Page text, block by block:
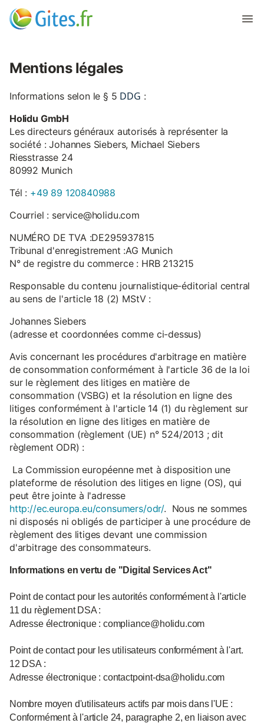
Mentions légales
Informations selon le § 5 DDG :
Holidu GmbH
Les directeurs généraux autorisés à représenter la
société : Johannes Siebers, Michael Siebers
Riesstrasse 24
80992 Munich
Tél : +49 89 120840988
Courriel : service@holidu.com
NUMÉRO DE TVA :DE295937815
Tribunal d'enregistrement :AG Munich
N° de registre du commerce : HRB 213215
Responsable du contenu journalistique-éditorial central
au sens de l'article 18 (2) MStV :
Johannes Siebers
(adresse et coordonnées comme ci-dessus)
Avis concernant les procédures d'arbitrage en matière
de consommation conformément à l'article 36 de la loi
sur le règlement des litiges en matière de
consommation (VSBG) et la résolution en ligne des
litiges conformément à l'article 14 (1) du règlement sur
la résolution en ligne des litiges en matière de
consommation (règlement (UE) n° 524/2013 ; dit
règlement ODR) :
La Commission européenne met à disposition une
plateforme de résolution des litiges en ligne (OS), qui
peut être jointe à l'adresse
http://ec.europa.eu/consumers/odr/. Nous ne sommes
ni disposés ni obligés de participer à une procédure de
règlement des litiges devant une commission
d'arbitrage des consommateurs.
Informations en vertu de "Digital Services Act"
Point de contact pour les autorités conformément à l'article
11 du règlement DSA :
Adresse électronique : compliance@holidu.com
Point de contact pour les utilisateurs conformément à l'art.
12 DSA :
Adresse électronique : contactpoint-dsa@holidu.com
Nombre moyen d'utilisateurs actifs par mois dans l'UE :
Conformément à l'article 24, paragraphe 2, en liaison avec